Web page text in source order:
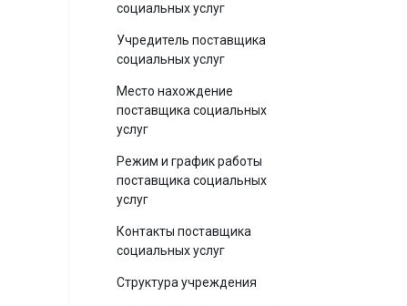
социальных услуг
Учредитель поставщика
социальных услуг
Место нахождение
поставщика социальных
услуг
Режим и график работы
поставщика социальных
услуг
Контакты поставщика
социальных услуг
Структура учреждения